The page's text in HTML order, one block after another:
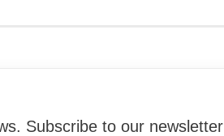
Subscribe to our newsletter.